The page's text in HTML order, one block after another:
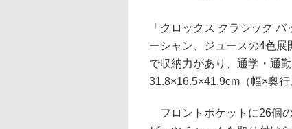
「クロックス クラシック
ーシャン、ジュースの4色展
で収納力があり、通学・通
31.8×16.5×41.9cm（幅×奥行
フロントポケットに26個